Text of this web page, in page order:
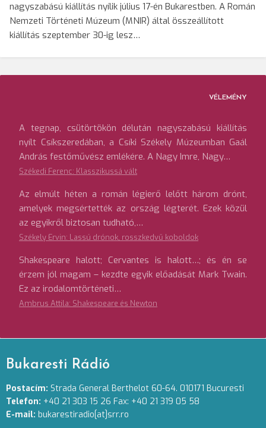
nagyszabású kiállítás nyílik július 17-én Bukarestben. A Román
Nemzeti Történeti Múzeum (MNIR) által összeállított
kiállítás szeptember 30-ig lesz…
VÉLEMÉNY
A tegnap, csütörtökön délután nagyszabású kiállítás
nyílt Csíkszeredában, a Csíki Székely Múzeumban Gaál
András festőművész emlékére. A Nagy Imre, Nagy…
Székedi Ferenc: Klasszikussá vált
Az elmúlt héten a román légierő lelőtt három drónt,
amelyek megsértették az ország légterét. Ezek közül
az egyikről biztosan tudható,…
Székely Ervin: Lassú drónok, rosszkedvű koboldok
Shakespeare halott; Cervantes is halott…; és én se
érzem jól magam – kezdte egyik előadását Mark Twain.
Ez az irodalomtörténeti…
Ambrus Attila: Shakespeare és Newton
Bukaresti Rádió
Postacím: Strada General Berthelot 60-64. 010171 Bucuresti
Telefon: +40 21 303 15 26 Fax: +40 21 319 05 58
E-mail: bukarestiradio[at]srr.ro